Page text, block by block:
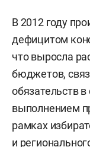
В 2012 году
дефицитом
что выросла
бюджетов,
обязательств
выполнением
рамках
и